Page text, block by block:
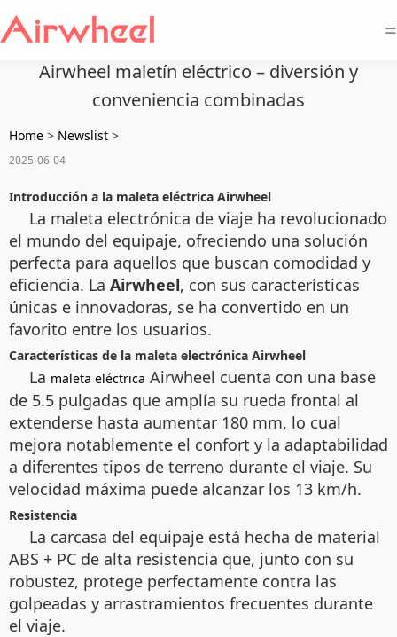
=
Airwheel maletín eléctrico – diversión y
conveniencia combinadas
Home > Newslist >
2025-06-04
Introducción a la maleta eléctrica Airwheel
La maleta electrónica de viaje ha revolucionado
el mundo del equipaje, ofreciendo una solución
perfecta para aquellos que buscan comodidad y
eficiencia. La Airwheel, con sus características
únicas e innovadoras, se ha convertido en un
favorito entre los usuarios.
Características de la maleta electrónica Airwheel
La maleta eléctrica Airwheel cuenta con una base
de 5.5 pulgadas que amplía su rueda frontal al
extenderse hasta aumentar 180 mm, lo cual
mejora notablemente el confort y la adaptabilidad
a diferentes tipos de terreno durante el viaje. Su
velocidad máxima puede alcanzar los 13 km/h.
Resistencia
La carcasa del equipaje está hecha de material
ABS + PC de alta resistencia que, junto con su
robustez, protege perfectamente contra las
golpeadas y arrastramientos frecuentes durante
el viaje.